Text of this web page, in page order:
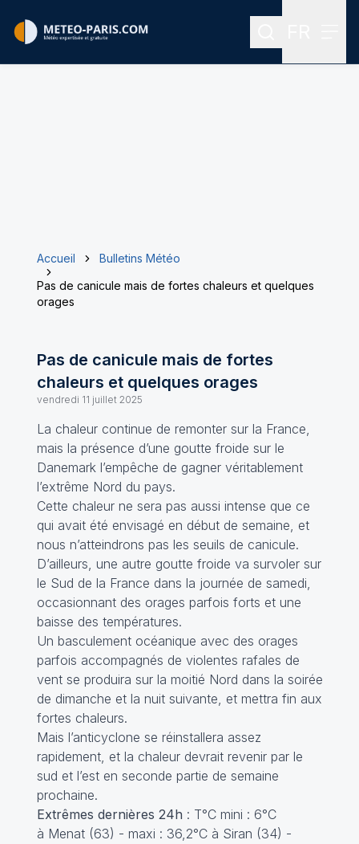
Rechercher
Accueil
Bulletins Météo
Pas de canicule mais de fortes chaleurs et quelques
orages
Pas de canicule mais de fortes
chaleurs et quelques orages
vendredi 11 juillet 2025
La chaleur continue de remonter sur la France,
mais la présence d’une goutte froide sur le
Danemark l’empêche de gagner véritablement
l’extrême Nord du pays.
Cette chaleur ne sera pas aussi intense que ce
qui avait été envisagé en début de semaine, et
nous n’atteindrons pas les seuils de canicule.
D’ailleurs, une autre goutte froide va survoler sur
le Sud de la France dans la journée de samedi,
occasionnant des orages parfois forts et une
baisse des températures.
Un basculement océanique avec des orages
parfois accompagnés de violentes rafales de
vent se produira sur la moitié Nord dans la soirée
de dimanche et la nuit suivante, et mettra fin aux
fortes chaleurs.
Mais l’anticyclone se réinstallera assez
rapidement, et la chaleur devrait revenir par le
sud et l’est en seconde partie de semaine
prochaine.
Extrêmes dernières 24h : T°C mini : 6°C
à Menat (63) - maxi : 36,2°C à Siran (34) -